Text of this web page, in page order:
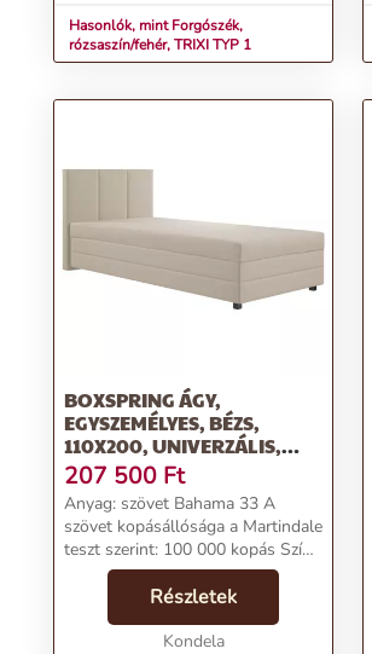
Hasonlók, mint Forgószék,
rózsaszín/fehér, TRIXI TYP 1
BOXSPRING ÁGY,
EGYSZEMÉLYES, BÉZS,
110X200, UNIVERZÁLIS,
ALEXA
207 500 Ft
Anyag: szövet Bahama 33 A
szövet kopásállósága a Martindale
teszt szerint: 100 000 kopás Szín:
bézs Méretek (SzxMéxMa):
114x206x110 cm Alvófelület
(SzxHo): 110x200 cm Alvófelület
magassága: 55 cm Tehe...
Részletek
Kondela